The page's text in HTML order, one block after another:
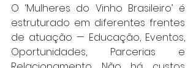
O ‘Mulheres do Vinho Brasileiro’ é
estruturado em diferentes frentes
de atuação — Educação, Eventos,
Oportunidades, Parcerias e